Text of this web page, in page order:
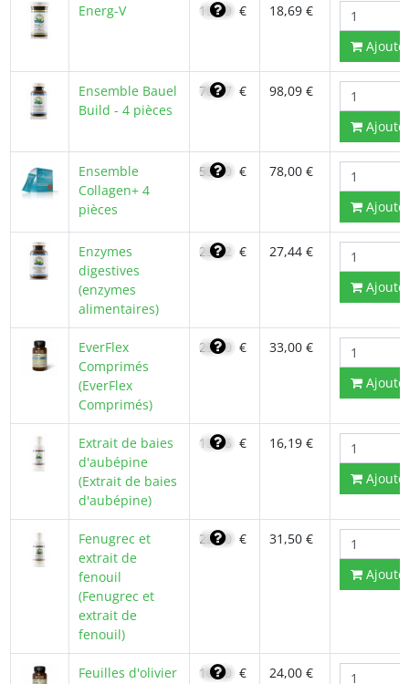
Energ-V 15,89 € 18,69 €
Ensemble Bauel
Build - 4 pièces
70,07 € 98,09 €
Ensemble
Collagen+ 4
pièces
55,70 € 78,00 €
Enzymes
digestives
(enzymes
alimentaires)
23,32 € 27,44 €
EverFlex
Comprimés
(EverFlex
Comprimés)
23,70 € 33,00 €
Extrait de baies
d'aubépine
(Extrait de baies
d'aubépine)
13,76 € 16,19 €
Fenugrec et
extrait de
fenouil
(Fenugrec et
extrait de
fenouil)
22,50 € 31,50 €
Feuilles d'olivier
16,80 € 24,00 €